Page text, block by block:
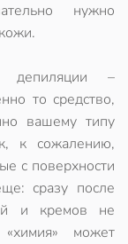
нужно
депиляции –
то средство,
вашему типу
к сожалению,
с поверхности
сразу после
и кремов не
может